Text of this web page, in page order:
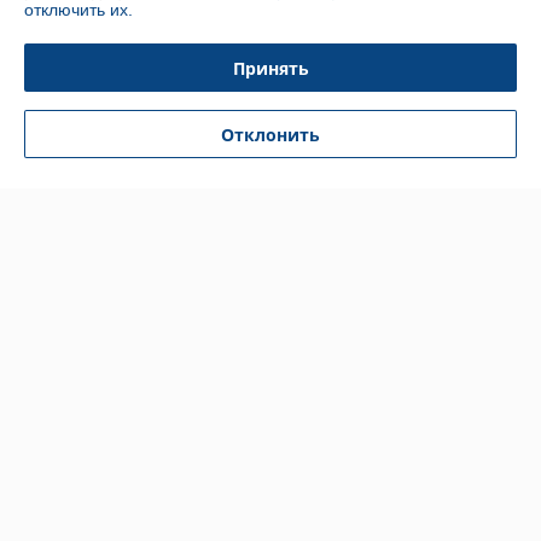
Контакты
Доставка и оплата
График работы
отключить их.
Принять
Отклонить